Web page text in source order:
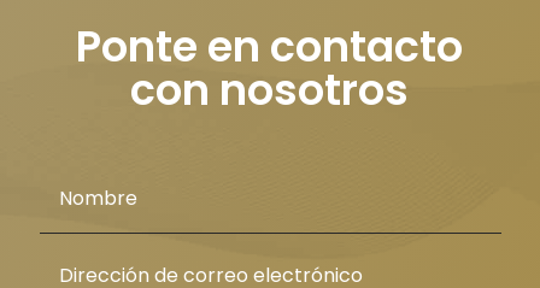
Ponte en contacto
con nosotros